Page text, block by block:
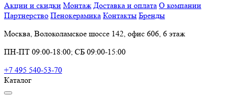
Акции и скидки Монтаж Доставка и оплата О компании
Партнерство Пенокерамика Контакты Бренды
Москва, Волоколамское шоссе 142, офис 606, 6 этаж
ПН-ПТ 09:00-18:00; СБ 09:00-15:00
+7 495 540-53-70
Каталог